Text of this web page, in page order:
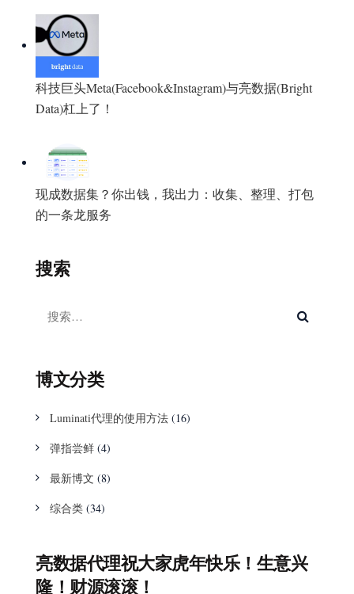
科技巨头Meta(Facebook&Instagram)与亮数据(Bright
Data)杠上了！
现成数据集？你出钱，我出力：收集、整理、打包
的一条龙服务
搜索
博文分类
Luminati代理的使用方法 (16)
弹指尝鲜 (4)
最新博文 (8)
综合类 (34)
亮数据代理祝大家虎年快乐！生意兴
隆！财源滚滚！